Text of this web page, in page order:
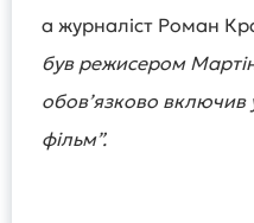
а журналіст Роман
був режисером
обов’язково включив
фільм”.